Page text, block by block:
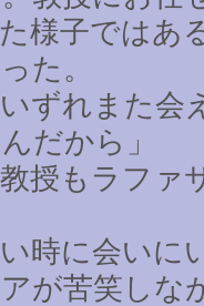
様子ではあ
た。
いずれまた
だから」
教授もラフ
い時に会い
が苦笑しな